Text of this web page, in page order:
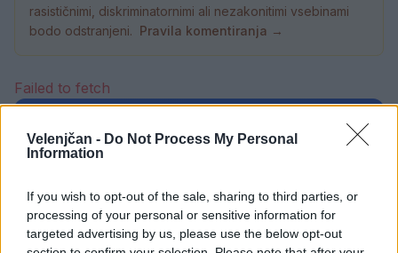
Velenjčan - Do Not Process My Personal
Information
If you wish to opt-out of the sale, sharing to third parties, or
processing of your personal or sensitive information for
targeted advertising by us, please use the below opt-out
rasističnimi, diskriminatornimi ali nezakonitimi vsebinami
bodo odstranjeni. Pravila komentiranja →
Failed to fetch
AVG Pesem kita grbavca
AVG
7
Smrt Robina Hooda
20:30